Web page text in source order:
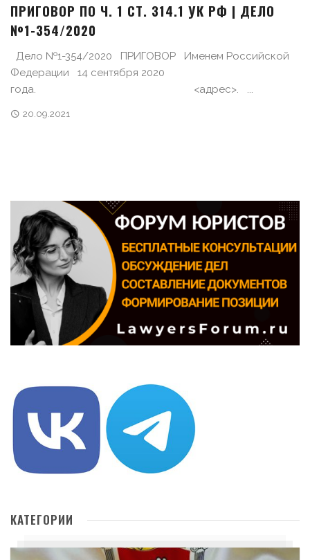
ПРИГОВОР ПО Ч. 1 СТ. 314.1 УК РФ | ДЕЛО
№1-354/2020
Дело №1-354/2020 ПРИГОВОР Именем Российской
Федерации 14 сентября 2020
года. <адрес>. ...
20.09.2021
КАТЕГОРИИ